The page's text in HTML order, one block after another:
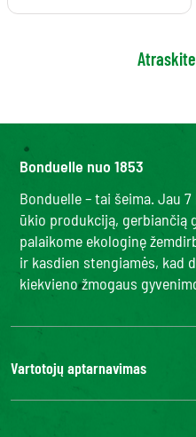
Bonduelle nuo 1853
Bonduelle – tai šeima. Jau
ūkio produkciją, gerbiančią
palaikome ekologinę
ir kasdien stengiamės, kad
kiekvieno žmogaus
Vartotojų aptarnavimas
Kontaktai